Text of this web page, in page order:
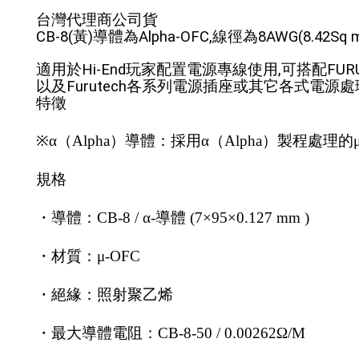
台灣代理商公司貨
CB-8(黃)導體為Alpha-OFC,線徑為8AWG(8.42Sq
適用於Hi-End玩家配置電源專線使用,可搭配
以及Furutech各系列電源插座或其它各式電源
特徵
※α（Alpha）導體：採用α（Alpha）製程處理的
規格
・導體：CB-8 / α-導體 (7×95×0.127 mm )
・材質：μ-OFC
・絕緣：照射聚乙烯
・最大導體電阻：CB-8-50 / 0.00262Ω/M